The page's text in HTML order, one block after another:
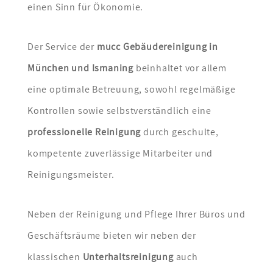
einen Sinn für Ökonomie.
Der Service der mucc Gebäudereinigung in
München und Ismaning beinhaltet vor allem
eine optimale Betreuung, sowohl regelmäßige
Kontrollen sowie selbstverständlich eine
professionelle Reinigungdurch geschulte,
kompetente zuverlässige Mitarbeiter und
Reinigungsmeister.
Neben der Reinigung und Pflege Ihrer Büros und
Geschäftsräume bieten wir neben der
klassischen Unterhaltsreinigungauch